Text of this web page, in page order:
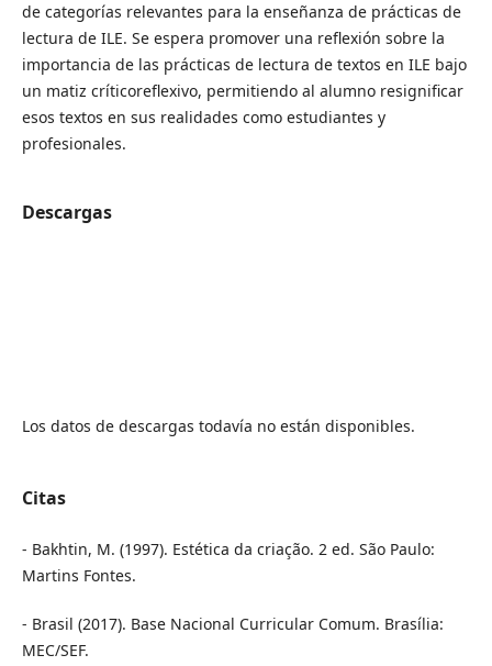
de categorías relevantes para la enseñanza de prácticas de
lectura de ILE. Se espera promover una reflexión sobre la
importancia de las prácticas de lectura de textos en ILE bajo
un matiz críticoreflexivo, permitiendo al alumno resignificar
esos textos en sus realidades como estudiantes y
profesionales.
Descargas
Los datos de descargas todavía no están disponibles.
Citas
- Bakhtin, M. (1997). Estética da criação. 2 ed. São Paulo:
Martins Fontes.
- Brasil (2017). Base Nacional Curricular Comum. Brasília:
MEC/SEF.